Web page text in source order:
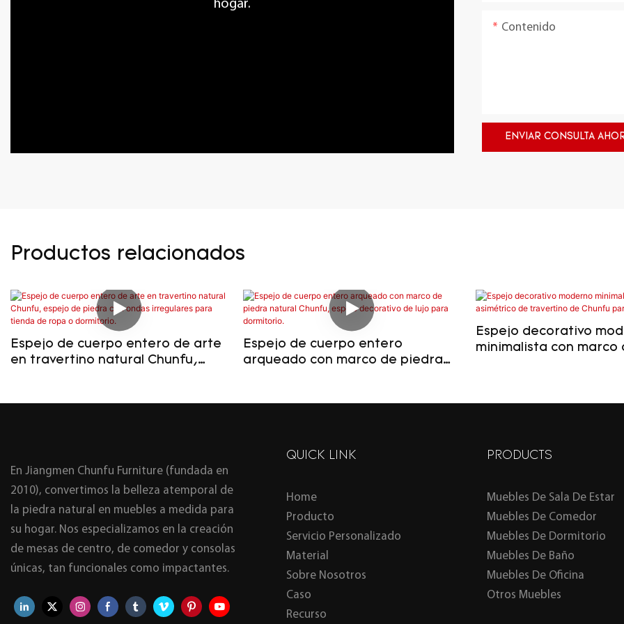
hogar.
Contenido
ENVIAR CONSULTA
Productos relacionados
Espejo de cuerpo entero de arte
en travertino natural Chunfu,
Espejo de cuerpo entero
arqueado con marco de piedra
Espejo decorativo
minimalista con marco
En Jiangmen Chunfu Furniture (fundada en
2010), convertimos la belleza atemporal de
la piedra natural en muebles a medida para
su hogar. Nos especializamos en la creación
de mesas de centro, de comedor y consolas
únicas, tan funcionales como impactantes.
QUICK LINK
Home
Producto
Servicio Personalizado
Material
Sobre Nosotros
Caso
Recurso
PRODUCTS
Muebles De Sala De Estar
Muebles De Comedor
Muebles De Dormitorio
Muebles De Baño
Muebles De Oficina
Otros Muebles